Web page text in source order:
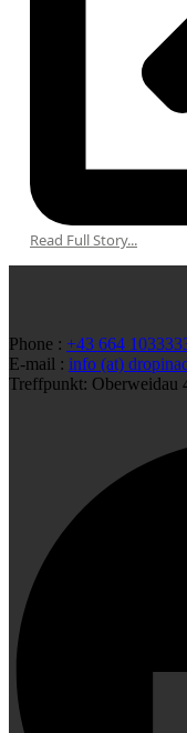
Read Full Story...
Phone : +43 664
E-mail : info (at)
Treffpunkt: Oberweidau